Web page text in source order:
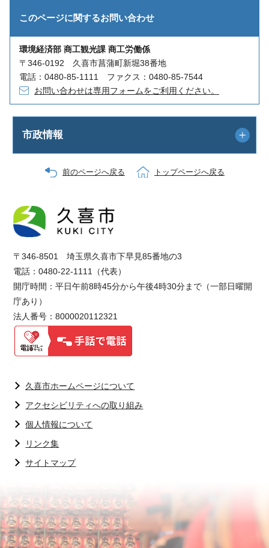
このページに関するお問い合わせ
環境経済部 商工観光課 商工労働係
〒346-0192 久喜市菖蒲町新堀38番地
電話：0480-85-1111 ファクス：0480-85-7544
お問い合わせは専用フォームをご利用ください。
市政情報
前のページへ戻る トップページへ戻る
〒346-8501 埼玉県久喜市下早見85番地の3
電話：0480-22-1111（代表）
開庁時間：平日午前8時45分から午後4時30分まで（一部日曜開
庁あり）
法人番号：8000020112321
久喜市ホームページについて
アクセシビリティへの取り組み
個人情報について
リンク集
サイトマップ